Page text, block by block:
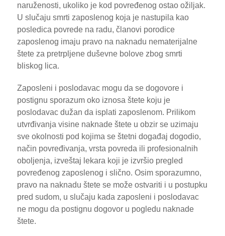
naruženosti, ukoliko je kod povređenog ostao ožiljak.
U slučaju smrti zaposlenog koja je nastupila kao
posledica povrede na radu, članovi porodice
zaposlenog imaju pravo na naknadu nematerijalne
štete za pretrpljene duševne bolove zbog smrti
bliskog lica.
Zaposleni i poslodavac mogu da se dogovore i
postignu sporazum oko iznosa štete koju je
poslodavac dužan da isplati zaposlenom. Prilikom
utvrđivanja visine naknade štete u obzir se uzimaju
sve okolnosti pod kojima se štetni događaj dogodio,
način povređivanja, vrsta povreda ili profesionalnih
oboljenja, izveštaj lekara koji je izvršio pregled
povređenog zaposlenog i slično. Osim sporazumno,
pravo na naknadu štete se može ostvariti i u postupku
pred sudom, u slučaju kada zaposleni i poslodavac
ne mogu da postignu dogovor u pogledu naknade
štete.